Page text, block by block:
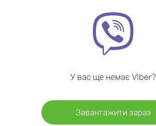
У вас ще немає Viber?
Завантажити зараз